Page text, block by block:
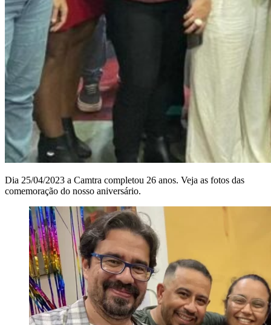
Dia 25/04/2023 a Camtra completou 26 anos. Veja as fotos das
comemoração do nosso aniversário.